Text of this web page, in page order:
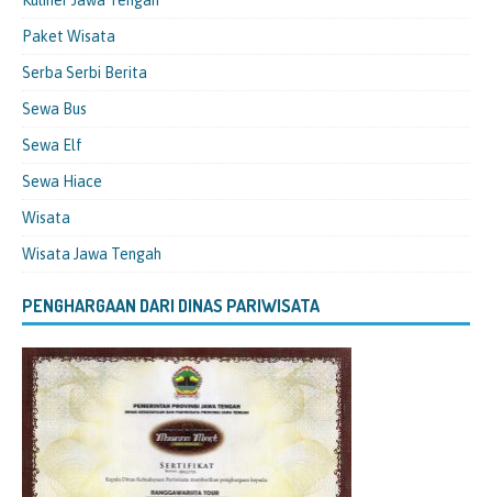
Paket Wisata
Serba Serbi Berita
Sewa Bus
Sewa Elf
Sewa Hiace
Wisata
Wisata Jawa Tengah
PENGHARGAAN DARI DINAS PARIWISATA